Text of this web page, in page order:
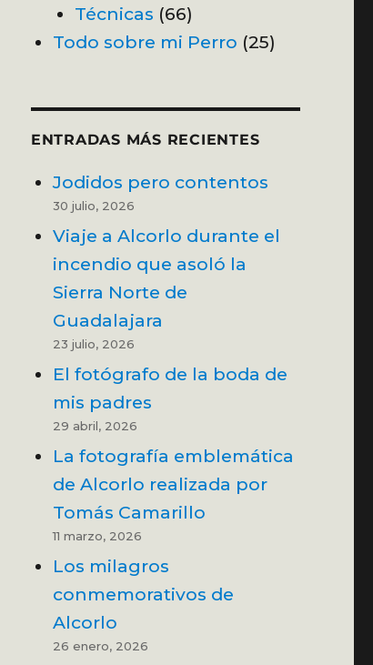
Técnicas (66)
Todo sobre mi Perro (25)
ENTRADAS MÁS RECIENTES
Jodidos pero contentos
30 julio, 2026
Viaje a Alcorlo durante el
incendio que asoló la
Sierra Norte de
Guadalajara
23 julio, 2026
El fotógrafo de la boda de
mis padres
29 abril, 2026
La fotografía emblemática
de Alcorlo realizada por
Tomás Camarillo
11 marzo, 2026
Los milagros
conmemorativos de
Alcorlo
26 enero, 2026